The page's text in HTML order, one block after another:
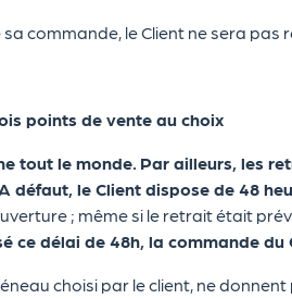
commande, le Client ne sera pas
points de vente au choix
tout le monde. Par ailleurs, les
défaut, le Client dispose de 48
; même si le retrait était
ce délai de 48h, la commande
choisi par le client, ne